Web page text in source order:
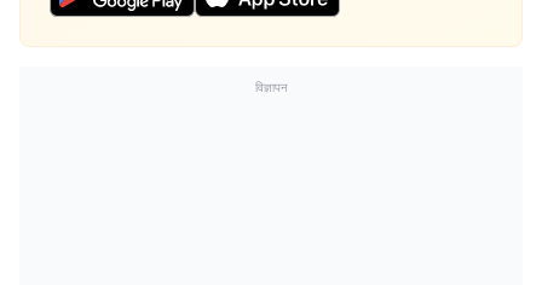
विज्ञापन